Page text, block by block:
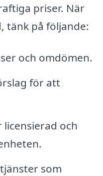
priser. När
tänk på följande:
och omdömen.
för att
licensierad och
som